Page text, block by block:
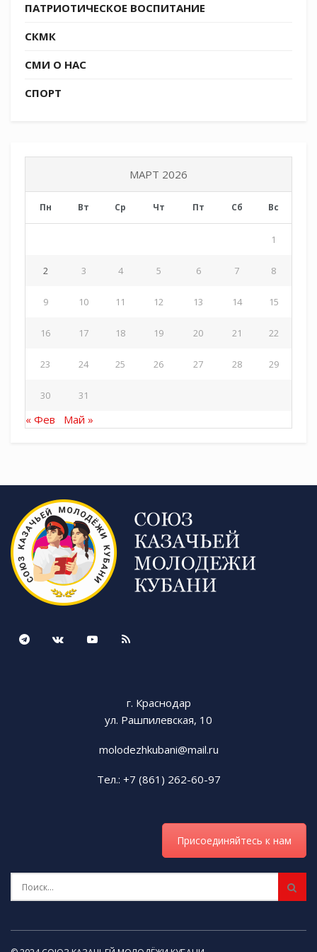
молодёжи Кубани
ПАТРИОТИЧЕСКОЕ ВОСПИТАНИЕ
СКМК
СМИ О НАС
СПОРТ
МАРТ 2026
Пн Вт Ср Чт Пт Сб Вс
1
2 3 4 5 6 7 8
9 10 11 12 13 14 15
16 17 18 19 20 21 22
23 24 25 26 27 28 29
30 31
« Фев Май »
г. Краснодар
ул. Рашпилевская, 10
molodezhkubani@mail.ru
Тел.: +7 (861) 262-60-97
Присоединяйтесь к нам